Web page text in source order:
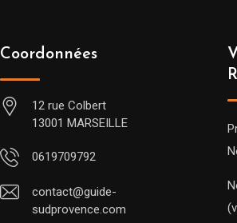
Coordonnées
12 rue Colbert
13001 MARSEILLE
0619709792
contact@guide-
sudprovence.com